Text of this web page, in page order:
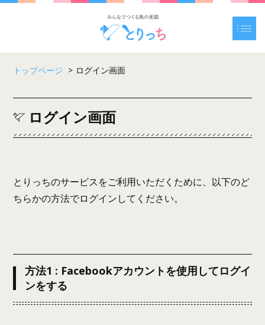
トップページ > ログイン画面
ログイン画面
とりっちのサービスをご利用いただくために、以下のど
ちらかの方法でログインしてください。
方法1 : Facebookアカウントを使用してログイ
ンをする